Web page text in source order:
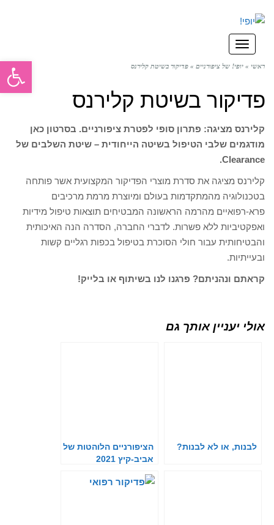
תפריט
ראשי » יופי! של ציפורניים » פדיקור בשיטת קלירנס
פדיקור בשיטת קלירנס
קלירנס מציגה: פתרון סופי לפטרת ציפורניים. בסרטון כאן
מודגמים שלבי הטיפול בשיטה הייחודית – שיטת השלבים של
Clearance.
קלירנס מציגה את סדרת מוצרי הפדיקור המקצועית אשר פותחה
בטכנולוגיה מהמתקדמות בעולם ומיוצרת מרמת מרכיבים
פרא-רפואיים מהרמה הראשונה המבטיחים תוצאות טיפול מידיות
ואפקטיביות ללא פשרות. לדברי החברה, הסדרה הנה האיכותית
והבטיחותית עבור חולי הסוכרת בטיפול בכפות רגליים קשות
ובעייתיות.
קראתם ונהניתם? פרגנו לנו בשיתוף או בלייק!
אולי יעניין אותך גם
לבנות, או לא לבנות?
הציפורניים הלוהטות של
אביב-קיץ 2021
פתח